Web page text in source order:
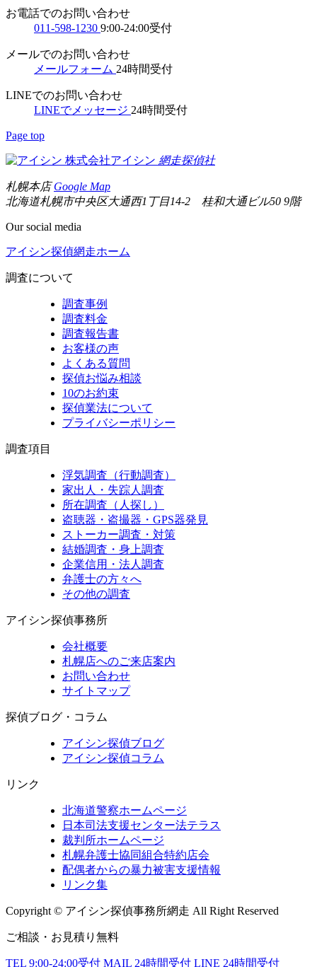
お電話でのお問い合わせ
011-598-1230 9:00-24:00受付
メールでのお問い合わせ
メールフォーム 24時間受付
LINEでのお問い合わせ
LINEでメッセージ 24時間受付
Page top
株式会社アイシン 網走探偵社
札幌本店Google Map
北海道札幌市中央区大通西1丁目14-2 桂和大通ビル50 9階
Our social media
アイシン探偵網走ホーム
調査について
調査事例
調査料金
調査報告書
お客様の声
よくある質問
探偵お悩み相談
10のお約束
探偵業法について
プライバシーポリシー
調査項目
浮気調査（行動調査）
家出人・失踪人調査
所在調査（人探し）
盗聴器・盗撮器・GPS器発見
ストーカー調査・対策
結婚調査・身上調査
企業信用・法人調査
弁護士の方々へ
その他の調査
アイシン探偵事務所
会社概要
札幌店へのご来店案内
お問い合わせ
サイトマップ
探偵ブログ・コラム
アイシン探偵ブログ
アイシン探偵コラム
リンク
北海道警察ホームページ
日本司法支援センター法テラス
裁判所ホームページ
札幌弁護士協同組合特約店会
配偶者からの暴力被害支援情報
リンク集
Copyright © アイシン探偵事務所網走 All Right Reserved
ご相談・お見積り無料
TEL 9:00-24:00受付 MAIL 24時間受付 LINE 24時間受付